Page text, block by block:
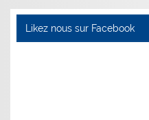
Likez nous sur Facebook